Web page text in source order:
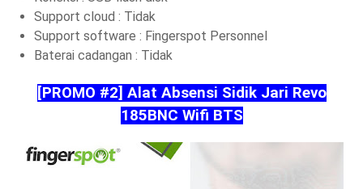
Support cloud : Tidak
Support software : Fingerspot Personnel
Baterai cadangan : Tidak
[PROMO #2] Alat Absensi Sidik Jari Revo
185BNC Wifi BTS